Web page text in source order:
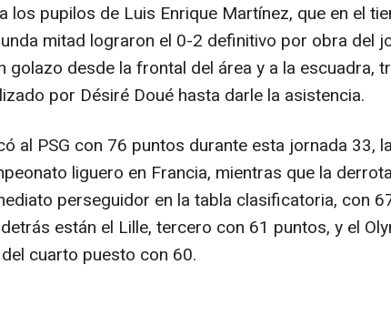
los pupilos de Luis Enrique Martínez, que en el
mitad lograron el 0-2 definitivo por obra del
golazo desde la frontal del área y a la escuadra,
por Désiré Doué hasta darle la asistencia.
al PSG con 76 puntos durante esta jornada 33, la
liguero en Francia, mientras que la
perseguidor en la tabla clasificatoria, con
están el Lille, tercero con 61 puntos, y el
cuarto puesto con 60.